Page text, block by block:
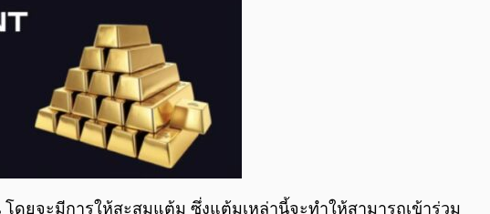
ดยจะมีการให้สะสมแต้ม ซึ่งแต้มเหล่านี้จะทำให้สามารถเข้าร่วม